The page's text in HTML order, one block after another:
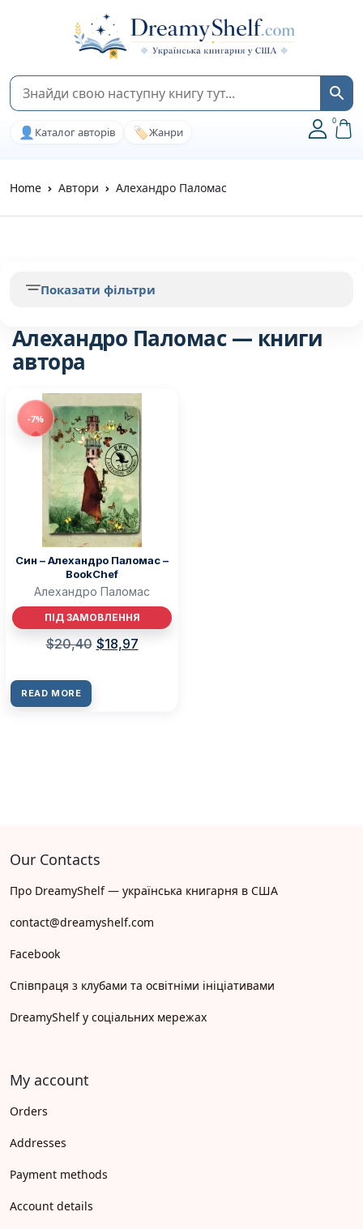
👤 Каталог авторів 🏷️Жанри
0
Home Автори Алехандро Паломас
Алехандро Паломас — книги
автора
-7%
Син – Алехандро Паломас –
BookChef
Алехандро Паломас
ПІД ЗАМОВЛЕННЯ
$20,40 $18,97
READ MORE
Показати фільтри
Our Contacts
Про DreamyShelf — українська книгарня в США
contact@dreamyshelf.com
Facebook
Співпраця з клубами та освітніми ініціативами
DreamyShelf у соціальних мережах
My account
Orders
Addresses
Payment methods
Account details